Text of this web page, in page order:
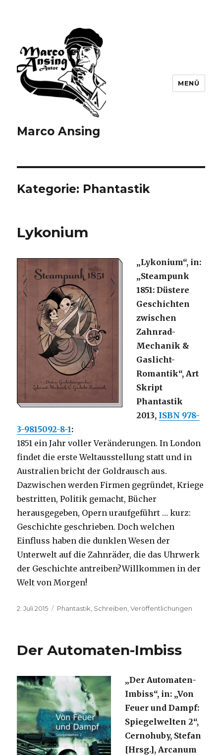
Marco Ansing
MENÜ
Kategorie: Phantastik
Lykonium
„Lykonium“, in:
„Steampunk
1851: Düstere
Geschichten
zwischen
Zahnrad-
Mechanik &
Gaslicht-
Romantik“, Art
Skript
Phantastik
2013, ISBN 978-
3-9815092-8-1:
1851 ein Jahr voller Veränderungen. In London
findet die erste Weltausstellung statt und in
Australien bricht der Goldrausch aus.
Dazwischen werden Firmen gegründet, Kriege
bestritten, Politik gemacht, Bücher
herausgegeben, Opern uraufgeführt … kurz:
Geschichte geschrieben. Doch welchen
Einfluss haben die dunklen Wesen der
Unterwelt auf die Zahnräder, die das Uhrwerk
der Geschichte antreiben?Willkommen in der
Welt von Morgen!
Veröffentlicht
2. Juli 2015 Kategorien
Phantastik Schreiben ,Veröffentlichungen
Der Automaten-Imbiss
„Der Automaten-
Imbiss“, in: „Von
Feuer und Dampf:
Spiegelwelten 2“,
Cernohuby, Stefan
[Hrsg.], Arcanum